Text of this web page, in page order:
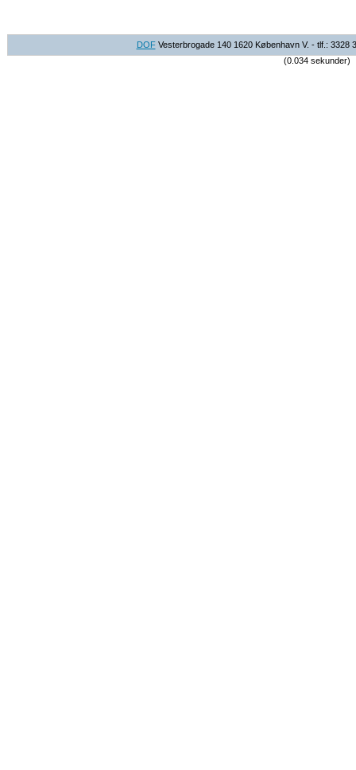
DOFVesterbrogade 140 1620 København V. - tlf.: 3328
(0.034 sekunder)